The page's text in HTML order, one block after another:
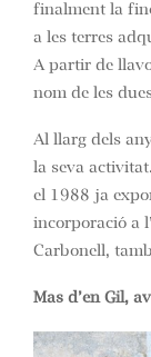
finalment la
a les terres
A partir de
nom de les
Al llarg dels
la seva
el 1988 ja
incorporació a
Carbonell,
Mas d’en Gil,